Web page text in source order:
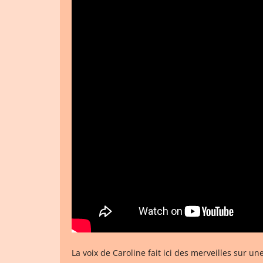
La voix de Caroline fait ici des merveilles sur